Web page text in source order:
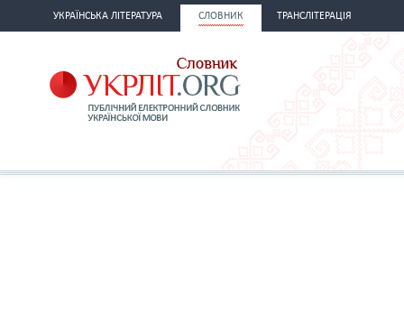
УКРАЇНСЬКА ЛІТЕРАТУРА СЛОВНИК ТРАНСЛІТЕРАЦІЯ